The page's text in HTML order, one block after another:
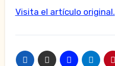
Visita el artículo original.